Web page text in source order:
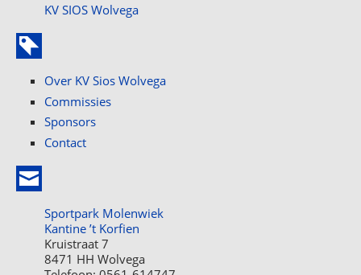
KV SIOS Wolvega
Over KV Sios Wolvega
Commissies
Sponsors
Contact
Sportpark Molenwiek
Kantine ’t Korfien
Kruistraat 7
8471 HH Wolvega